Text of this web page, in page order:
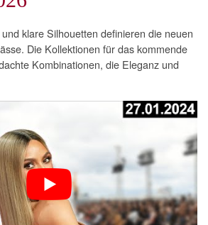
klare Silhouetten definieren die neuen
Die Kollektionen für das kommende
Kombinationen, die Eleganz und